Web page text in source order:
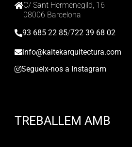
C/ Sant Hermenegild, 16
08006 Barcelona
93 685 22 85/722 39 68 02
info@kaitekarquitectura.com
Segueix-nos a Instagram
TREBALLEM AMB